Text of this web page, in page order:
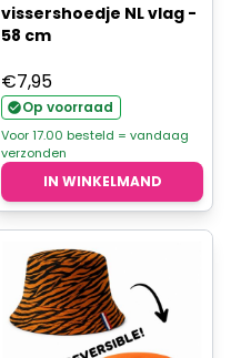
vissershoedje NL vlag -
58 cm
€7,95
Op voorraad
Voor 17.00 besteld = vandaag
verzonden
IN WINKELMAND